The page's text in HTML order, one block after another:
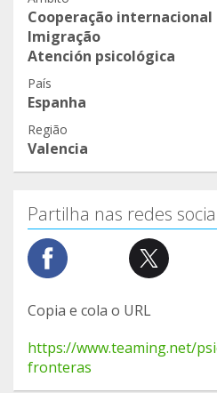
Cooperação internacional
Imigração
Atención psicológica
País
Espanha
Região
Valencia
Partilha nas redes
Copia e cola o URL
https://www.teaming.net/
fronteras